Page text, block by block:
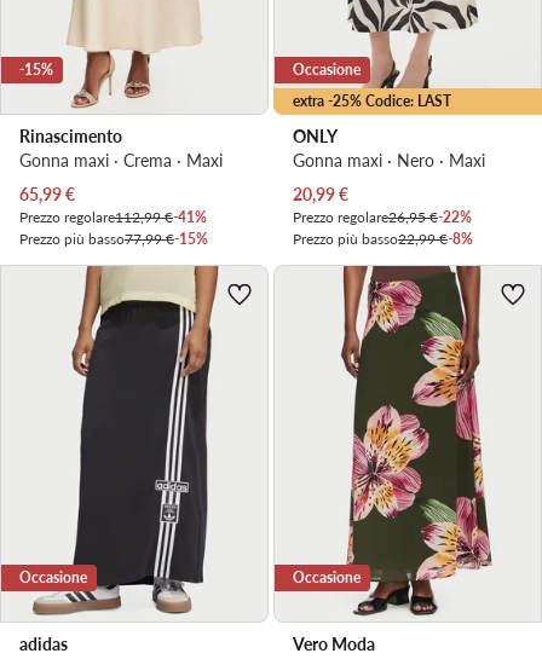
-15%
Rinascimento
Gonna maxi · Crema · Maxi
Prezzo attuale
65,99€
Prezzo regolare112,99 €-41%
Prezzo più basso77,99 €-15%
extra -25% Codice: LAST
Occasione
ONLY
Gonna maxi · Nero · Maxi
Prezzo attuale
20,99€
Prezzo regolare26,95 €-22%
Prezzo più basso22,99 €-8%
Occasione
adidas
Occasione
Vero Moda